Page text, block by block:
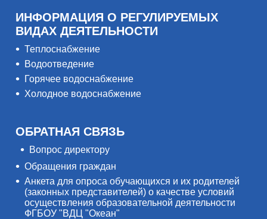
ИНФОРМАЦИЯ О РЕГУЛИРУЕМЫХ
ВИДАХ ДЕЯТЕЛЬНОСТИ
Теплоснабжение
Водоотведение
Горячее водоснабжение
Холодное водоснабжение
ОБРАТНАЯ СВЯЗЬ
Вопрос директору
Обращения граждан
Анкета для опроса обучающихся и их родителей
(законных представителей) о качестве условий
осуществления образовательной деятельности
ФГБОУ "ВДЦ "Океан"